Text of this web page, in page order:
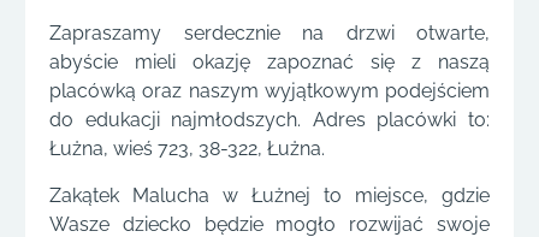
Zapraszamy serdecznie na drzwi otwarte,
abyście mieli okazję zapoznać się z naszą
placówką oraz naszym wyjątkowym podejściem
do edukacji najmłodszych. Adres placówki to:
Łużna, wieś 723, 38-322, Łużna.
Zakątek Malucha w Łużnej to miejsce, gdzie
Wasze dziecko będzie mogło rozwijać swoje